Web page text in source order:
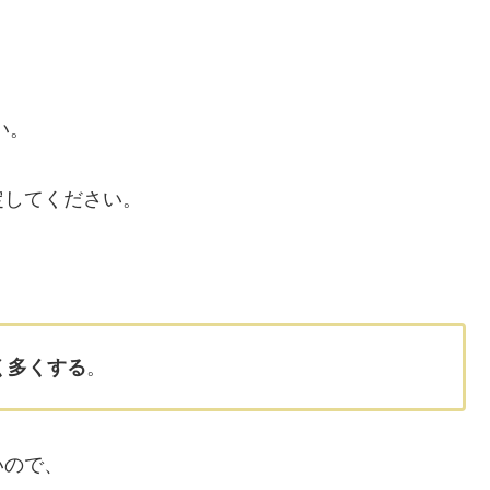
てください。
多くする。
で、